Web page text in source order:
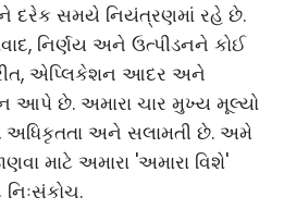
દરેક સમયે નિયંત્રણમાં રહે છે.
નિર્ણય અને ઉત્પીડનને કોઈ
એપ્લિકેશન આદર અને
આપે છે. અમારા ચાર મુખ્ય મૂલ્યો
અધિકૃતતા અને સલામતી છે. અમે
માટે અમારા 'અમારા વિશે'
નિઃસંકોચ.